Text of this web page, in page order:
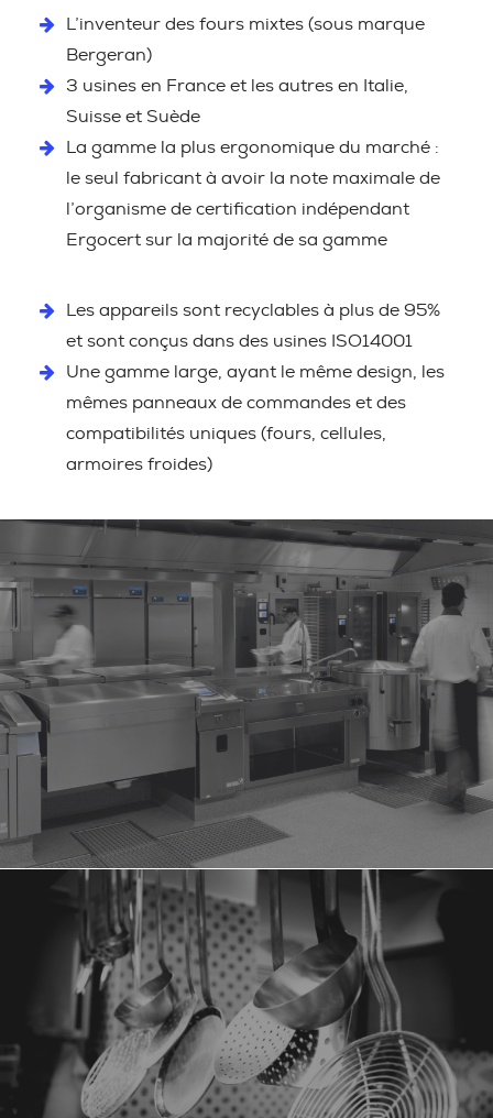
L’inventeur des fours mixtes (sous marque
Bergeran)
3 usines en France et les autres en Italie,
Suisse et Suède
La gamme la plus ergonomique du marché :
le seul fabricant à avoir la note maximale de
l’organisme de certification indépendant
Ergocert sur la majorité de sa gamme
Les appareils sont recyclables à plus de 95%
et sont conçus dans des usines ISO14001
Une gamme large, ayant le même design, les
mêmes panneaux de commandes et des
compatibilités uniques (fours, cellules,
armoires froides)